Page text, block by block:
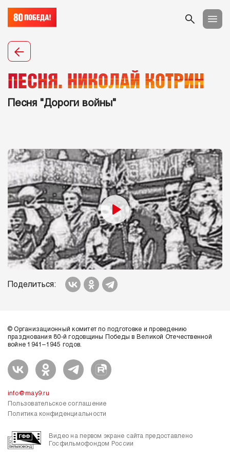
ПЕСНЯ. НИКОЛАЙ КОТРИН
Песня "Дороги войны"
Поделиться:
© Организационный комитет по подготовке и проведению
празднования 80-й годовщины Победы в Великой Отечественной
войне 1941–1945 годов.
info@may9.ru
Пользовательское соглашение
Политика конфиденциальности
Видео на первом экране сайта предоставлено
Госфильмофондом России